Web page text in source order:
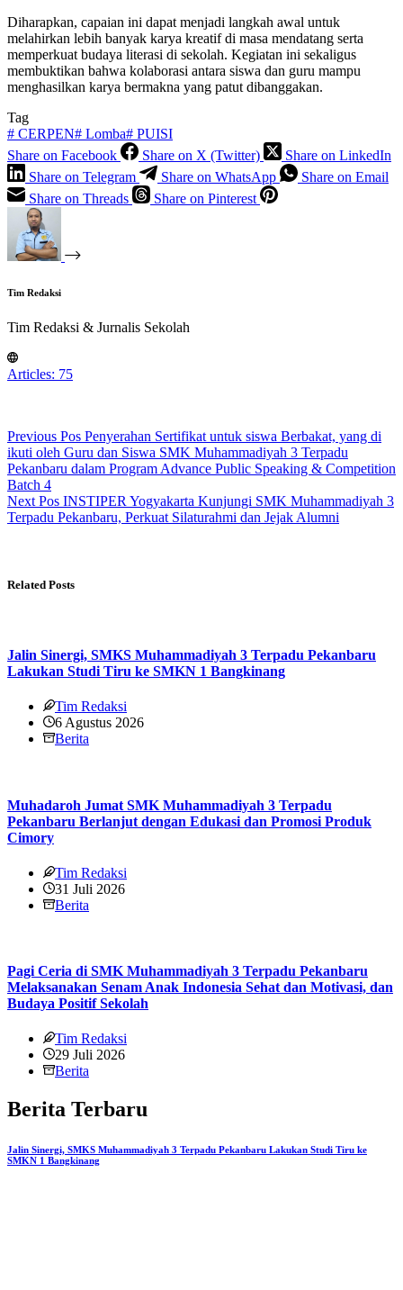
Diharapkan, capaian ini dapat menjadi langkah awal untuk
melahirkan lebih banyak karya kreatif di masa mendatang serta
memperkuat budaya literasi di sekolah. Kegiatan ini sekaligus
membuktikan bahwa kolaborasi antara siswa dan guru mampu
menghasilkan karya bermakna yang patut dibanggakan.
Tag
# CERPEN# Lomba# PUISI
Share on Facebook
Share on X (Twitter)
Share on LinkedIn
Share on Telegram
Share on WhatsApp
Share on Email
Share on Threads
Share on Pinterest
Tim Redaksi
Tim Redaksi & Jurnalis Sekolah
Articles: 75
Previous Pos Penyerahan Sertifikat untuk siswa Berbakat, yang di
ikuti oleh Guru dan Siswa SMK Muhammadiyah 3 Terpadu
Pekanbaru dalam Program Advance Public Speaking & Competition
Batch 4
NextPos INSTIPER Yogyakarta Kunjungi SMK Muhammadiyah 3
Terpadu Pekanbaru, Perkuat Silaturahmi dan Jejak Alumni
Related Posts
Jalin Sinergi, SMKS Muhammadiyah 3 Terpadu Pekanbaru
Lakukan Studi Tiru ke SMKN 1 Bangkinang
Tim Redaksi
6 Agustus 2026
Berita
Muhadaroh Jumat SMK Muhammadiyah 3 Terpadu
Pekanbaru Berlanjut dengan Edukasi dan Promosi Produk
Cimory
Tim Redaksi
31 Juli 2026
Berita
Pagi Ceria di SMK Muhammadiyah 3 Terpadu Pekanbaru
Melaksanakan Senam Anak Indonesia Sehat dan Motivasi, dan
Budaya Positif Sekolah
Tim Redaksi
29 Juli 2026
Berita
Berita Terbaru
Jalin Sinergi, SMKS Muhammadiyah 3 Terpadu Pekanbaru Lakukan Studi Tiru ke
SMKN 1 Bangkinang